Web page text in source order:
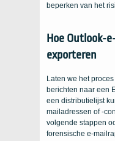
beperken van het
Hoe Outlook-
exporteren
Laten we het
berichten naar een
een distributielijst
mailadressen of -
volgende stappen
forensische e-